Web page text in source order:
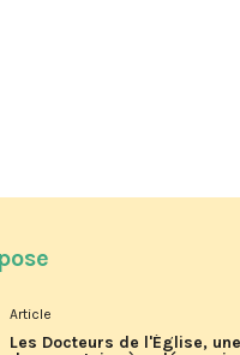
Article
Les Docteurs de l'Église,